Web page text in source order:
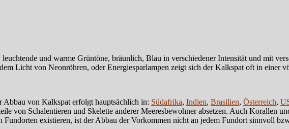
und warme Grüntöne, bräunlich, Blau in verschiedener Intensität und mit
Licht von Neonröhren, oder Energiesparlampen zeigt sich der Kalkspat oft in einer
von Kalkspat erfolgt hauptsächlich in: Südafrika, Indien, Brasilien, Österreich,
von Schalentieren und Skelette anderer Meeresbewohner absetzen. Auch Korallen
existieren, ist der Abbau der Vorkommen nicht an jedem Fundort sinnvoll